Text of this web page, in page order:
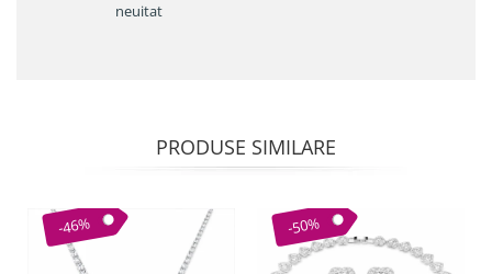
neuitat
PRODUSE SIMILARE
-46% -50%